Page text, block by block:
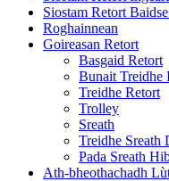
Siostam Retort
Roghainnean
Goireasan Retort
Basgaid Retort
Bunait Treidhe
Treidhe Retort
Trolley
Sreath
Treidhe Sreath
Pada Sreath
Ath-bheothachadh